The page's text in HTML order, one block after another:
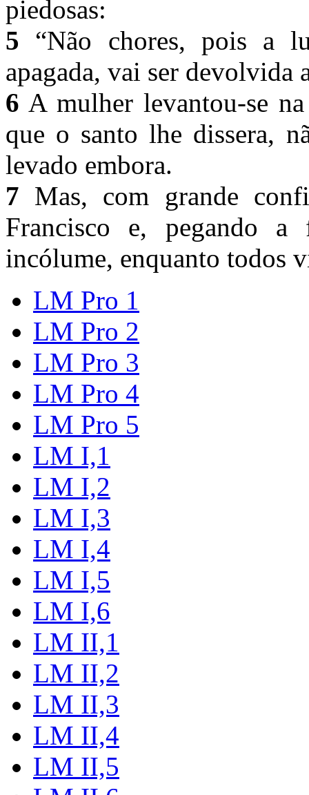
piedosas:
5 “Não chores, pois a
apagada, vai ser devolvida
6 A mulher levantou-se
que o santo lhe dissera,
levado embora.
7 Mas, com grande
Francisco e, pegando
incólume, enquanto todos
LM Pro 1
LM Pro 2
LM Pro 3
LM Pro 4
LM Pro 5
LM I,1
LM I,2
LM I,3
LM I,4
LM I,5
LM I,6
LM II,1
LM II,2
LM II,3
LM II,4
LM II,5